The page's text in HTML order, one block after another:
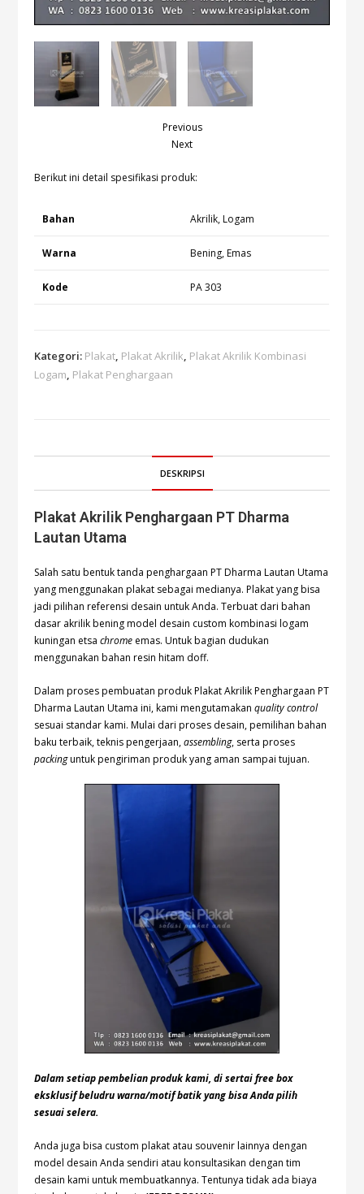
Previous
Next
Berikut ini detail spesifikasi produk:
Bahan Akrilik, Logam
Warna Bening, Emas
Kode PA 303
Kategori: Plakat, Plakat Akrilik, Plakat Akrilik Kombinasi
Logam, Plakat Penghargaan
DESKRIPSI
Plakat Akrilik Penghargaan PT Dharma
Lautan Utama
Salah satu bentuk tanda penghargaan PT Dharma Lautan Utama
yang menggunakan plakat sebagai medianya. Plakat yang bisa
jadi pilihan referensi desain untuk Anda. Terbuat dari bahan
dasar akrilik bening model desain custom kombinasi logam
kuningan etsachrome emas. Untuk bagian dudukan
menggunakan bahan resin hitam doff.
Dalam proses pembuatan produk Plakat Akrilik Penghargaan PT
Dharma Lautan Utama ini, kami mengutamakanquality control
sesuai standar kami. Mulai dari proses desain, pemilihan bahan
baku terbaik, teknis pengerjaan,assembling, serta proses
packinguntuk pengiriman produk yang aman sampai tujuan.
Dalam setiap pembelian produk kami, di sertai free box
eksklusif beludru warna/motif batik yang bisa Anda pilih
sesuai selera.
Anda juga bisa custom plakat atau souvenir lainnya dengan
model desain Anda sendiri atau konsultasikan dengan tim
desain kami untuk membuatkannya. Tentunya tidak ada biaya